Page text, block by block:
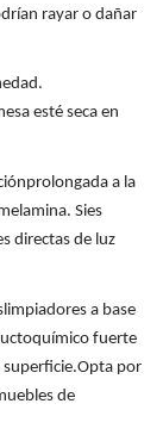
rayar o dañar
esté seca en
a la
Sies
directas de luz
a base
fuerte
superficie.Opta por
de